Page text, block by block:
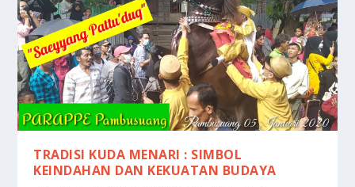
TRADISI KUDA MENARI : SIMBOL
KEINDAHAN DAN KEKUATAN BUDAYA